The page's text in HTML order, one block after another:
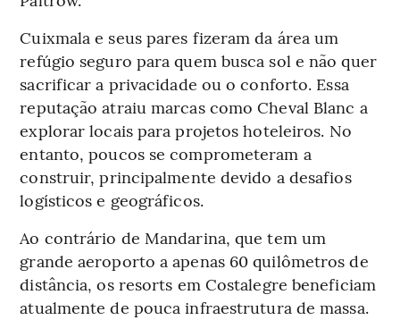
Cuixmala e seus pares fizeram da área um
refúgio seguro para quem busca sol e não quer
sacrificar a privacidade ou o conforto. Essa
reputação atraiu marcas como Cheval Blanc a
explorar locais para projetos hoteleiros. No
entanto, poucos se comprometeram a
construir, principalmente devido a desafios
logísticos e geográficos.
Ao contrário de Mandarina, que tem um
grande aeroporto a apenas 60 quilômetros de
distância, os resorts em Costalegre beneficiam
atualmente de pouca infraestrutura de massa.